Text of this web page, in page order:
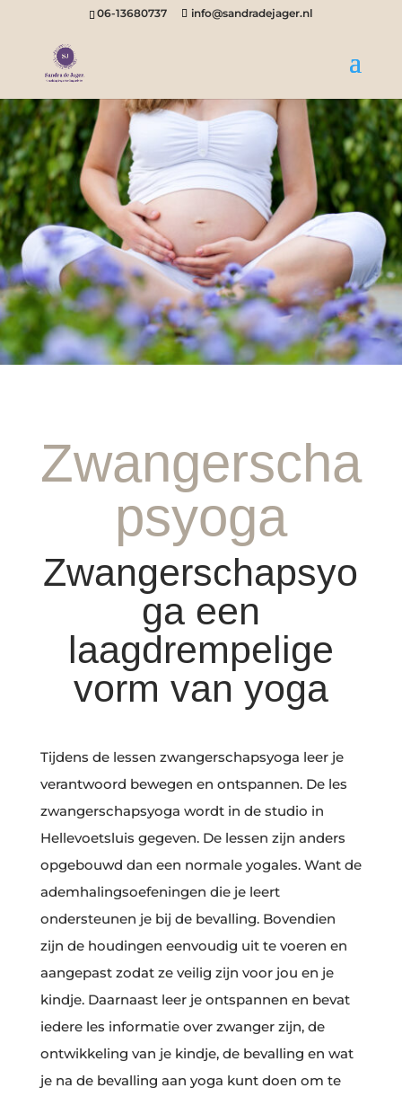
06-13680737 info@sandradejager.nl
Zwangerscha
psyoga
Zwangerschapsyo
ga een
laagdrempelige
vorm van yoga
Tijdens de lessen zwangerschapsyoga leer je
verantwoord bewegen en ontspannen. De les
zwangerschapsyoga wordt in de studio in
Hellevoetsluis gegeven. De lessen zijn anders
opgebouwd dan een normale yogales. Want de
ademhalingsoefeningen die je leert
ondersteunen je bij de bevalling. Bovendien
zijn de houdingen eenvoudig uit te voeren en
aangepast zodat ze veilig zijn voor jou en je
kindje. Daarnaast leer je ontspannen en bevat
iedere les informatie over zwanger zijn, de
ontwikkeling van je kindje, de bevalling en wat
je na de bevalling aan yoga kunt doen om te